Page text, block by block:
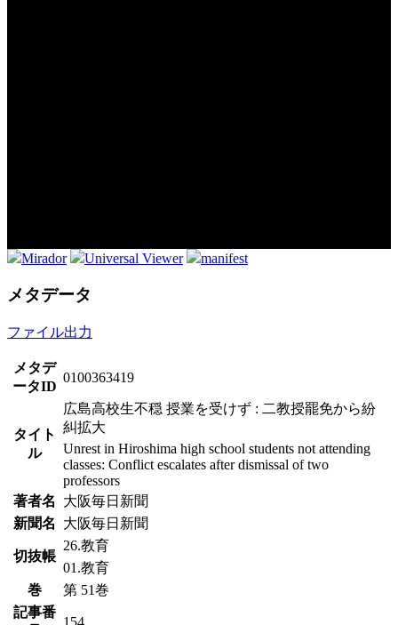
Mirador Universal Viewer manifest
メタデータ
ファイル出力
メタデ
ータID
0100363419
タイト
ル
広島高校生不穏 授業を受けず : 二教授罷免から紛
糾拡大
Unrest in Hiroshima high school students not attending
classes: Conflict escalates after dismissal of two
professors
著者名
大阪毎日新聞
新聞名
大阪毎日新聞
切抜帳
26.教育
01.教育
巻
第 51巻
記事番
154